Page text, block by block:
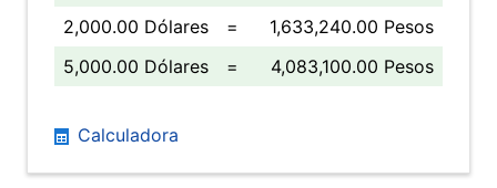
2,000.00 Dólares
=
1,633,240.00 Pesos
5,000.00 Dólares
= 4,083,100.00 Pesos
Calculadora